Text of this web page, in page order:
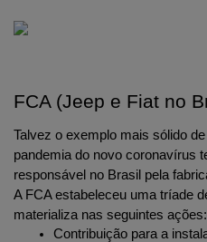
FCA (Jeep e Fiat no
Talvez o exemplo mais sólido
pandemia do novo coronavírus
responsável no Brasil pela
A FCA estabeleceu uma tríade
materializa nas seguintes ações:
Contribuição para a